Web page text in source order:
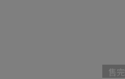
售完